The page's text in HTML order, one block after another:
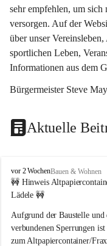
sehr empfehlen, um
versorgen. Auf der
über unser
sportlichen Leben,
Informationen aus dem
Bürgermeister Steve
Aktuelle
F
r
a
e
r
n
vor 2 WochenBauen & Wohnen
🚧 Hinweis
Lädele 🚧
Aufgrund der Baustelle und
verbundenen Sperrungen
zum Altpapiercontainer/